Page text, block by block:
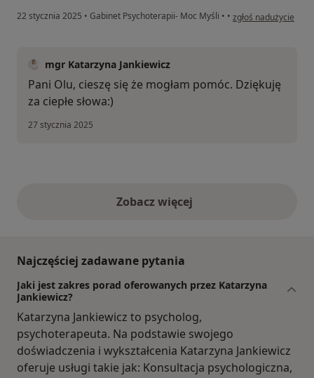
22 stycznia 2025 • Gabinet Psychoterapii- Moc Myśli • • w opinii
zgłoś nadużycie
mgr Katarzyna Jankiewicz
Pani Olu, cieszę się że mogłam pomóc. Dziękuję
za ciepłe słowa:)
27 stycznia 2025
Zobacz więcejopinie powyżej
Najczęściej zadawane pytania
Jaki jest zakres porad oferowanych przez Katarzyna
Jankiewicz?
Katarzyna Jankiewicz to psycholog,
psychoterapeuta. Na podstawie swojego
doświadczenia i wykształcenia Katarzyna Jankiewicz
oferuje usługi takie jak: Konsultacja psychologiczna,